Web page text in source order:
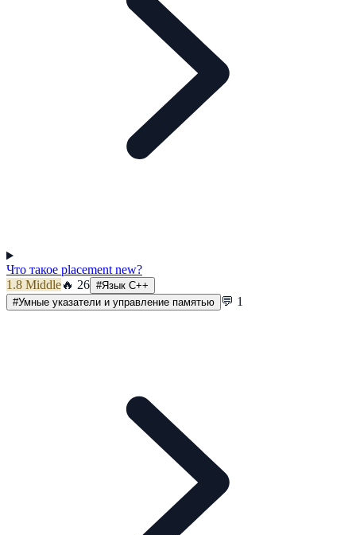
Что такое placement new?
1.8 Middle🔥 26 #Язык C++
#Умные указатели и управление памятью 💬 1